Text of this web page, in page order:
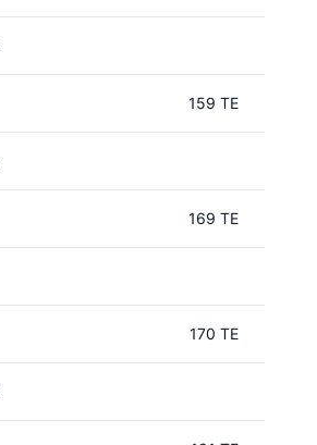
159 TE
169 TE
170 TE